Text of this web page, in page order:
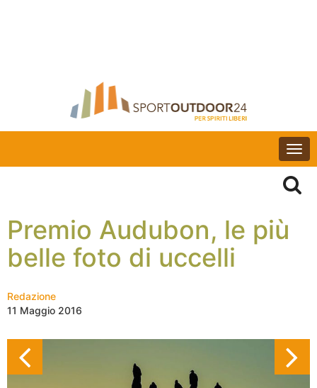
Premio Audubon, le più
belle foto di uccelli
Redazione
11 Maggio 2016